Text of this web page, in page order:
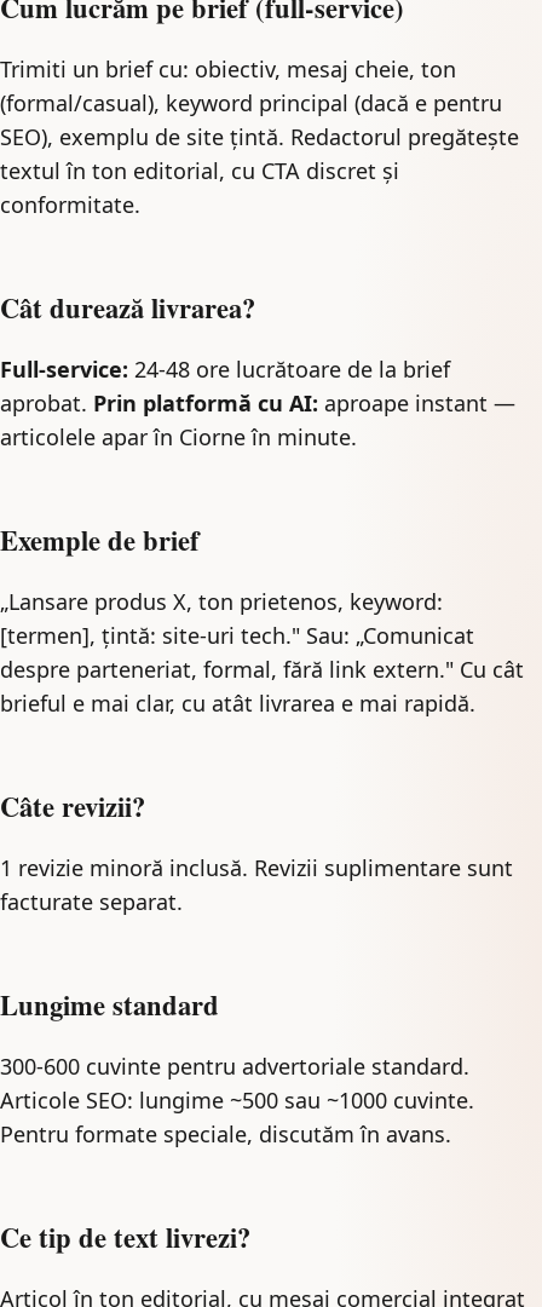
Trimiti un brief cu: obiectiv, mesaj cheie, ton
(formal/casual), keyword principal (dacă e pentru
SEO), exemplu de site țintă. Redactorul pregătește
textul în ton editorial, cu CTA discret și
conformitate.
Cât durează livrarea?
Full-service: 24-48 ore lucrătoare de la brief
aprobat. Prin platformă cu AI: aproape instant —
articolele apar în Ciorne în minute.
Exemple de brief
„Lansare produs X, ton prietenos, keyword:
[termen], țintă: site-uri tech." Sau: „Comunicat
despre parteneriat, formal, fără link extern." Cu cât
brieful e mai clar, cu atât livrarea e mai rapidă.
Câte revizii?
1 revizie minoră inclusă. Revizii suplimentare sunt
facturate separat.
Lungime standard
300-600 cuvinte pentru advertoriale standard.
Articole SEO: lungime ~500 sau ~1000 cuvinte.
Pentru formate speciale, discutăm în avans.
Ce tip de text livrezi?
Articol în ton editorial, cu mesaj comercial integrat